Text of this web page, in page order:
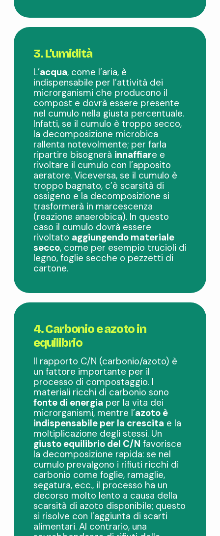
3. L’umidità
L’acqua, come l’aria, è
indispensabile per l’attività dei
microrganismi che producono il
compost e dovrà essere presente
nel cumulo nella giusta percentuale.
Infatti, se il cumulo è troppo secco,
la decomposizione microbica
rallenta notevolmente; per farla
ripartire bisognerà innaffiare e
rivoltare il cumulo con l’apposito
aeratore. Viceversa, se il cumulo è
troppo bagnato, c’è scarsità di
ossigeno e la decomposizione si
trasformerà in marcescenza
(reazione anaerobica). In questo
caso il cumulo dovrà essere
rivoltato aggiungendo materiale
secco, come per esempio trucioli di
legno, foglie secche o pezzetti di
cartone.
4. Carbonio e azoto in
equilibrio
Il rapporto C/N (carbonio/azoto) è
un fattore importante per il
processo di compostaggio. I
materiali ricchi di carbonio sono
fonte di energia per la vita dei
microrganismi, mentre l’azoto è
indispensabile per la crescita e la
moltiplicazione degli stessi. Un
giusto equilibrio del C/N favorisce
la decomposizione rapida: se nel
cumulo prevalgono i rifiuti ricchi di
carbonio come foglie, ramaglie,
segatura, ecc., il processo ha un
decorso molto lento a causa della
scarsità di azoto disponibile; questo
si risolve con l’aggiunta di scarti
alimentari. Al contrario, una